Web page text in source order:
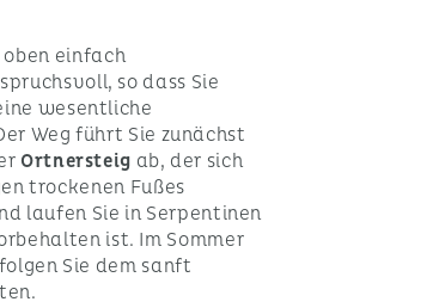
einfach
so dass Sie
wesentliche
Weg führt Sie zunächst
Ortnersteig ab, der sich
trockenen Fußes
laufen Sie in Serpentinen
ist. Im Sommer
Sie dem sanft